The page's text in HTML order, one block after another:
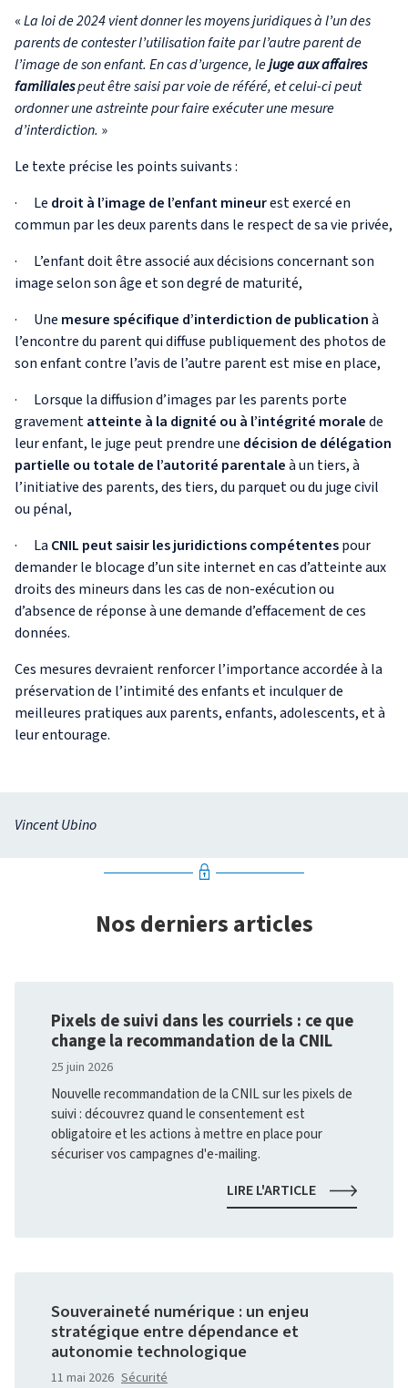
«La loi de 2024 vient donner les moyens juridiques à l’un des
parents de contester l’utilisation faite par l’autre parent de
l’image de son enfant. En cas d’urgence, lejuge aux affaires
familialespeut être saisi par voie de référé, et celui-ci peut
ordonner une astreinte pour faire exécuter une mesure
d’interdiction. »
Le texte précise les points suivants :
· Le droit à l’image de l’enfant mineurest exercé en
commun par les deux parents dans le respect de sa vie privée,
· L’enfant doit être associé aux décisions concernant son
image selon son âge et son degré de maturité,
· Une mesure spécifique d’interdiction de publicationà
l’encontre du parent qui diffuse publiquement des photos de
son enfant contre l’avis de l’autre parent est mise en place,
· Lorsque la diffusion d’images par les parents porte
gravementatteinte à la dignité ou à l’intégrité moralede
leur enfant, le juge peut prendre une décision de délégation
partielle ou totale de l’autorité parentaleà un tiers, à
l’initiative des parents, des tiers, du parquet ou du juge civil
ou pénal,
· La CNIL peut saisir les juridictions compétentespour
demander le blocage d’un site internet en cas d’atteinte aux
droits des mineurs dans les cas de non-exécution ou
d’absence de réponse à une demande d’effacement de ces
données.
Ces mesures devraient renforcer l’importance accordée à la
préservation de l’intimité des enfants et inculquer de
meilleures pratiques aux parents, enfants, adolescents, et à
leur entourage.
Vincent Ubino
Nos derniers articles
Pixels de suivi dans les courriels : ce que
change la recommandation de la CNIL
25 juin 2026
Nouvelle recommandation de la CNIL sur les pixels de
suivi : découvrez quand le consentement est
obligatoire et les actions à mettre en place pour
sécuriser vos campagnes d'e-mailing.
LIRE L'ARTICLE PIXELS
DE
Souveraineté numérique : un enjeu
stratégique entre dépendance et
autonomie technologique
11 mai 2026 Sécurité